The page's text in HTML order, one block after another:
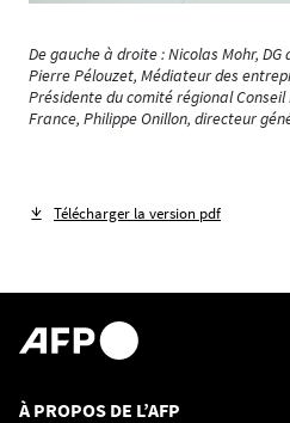
De gauche à droite : Nicolas Mohr,
Pierre Pélouzet, Médiateur des
Présidente du comité régional
France, Philippe Onillon, directeur
Télécharger la version pdf
À PROPOS DE L’AFP